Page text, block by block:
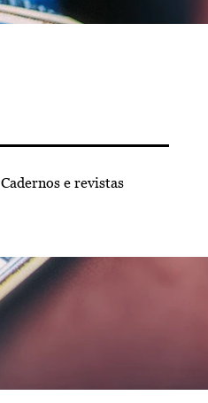
Cadernos e revistas